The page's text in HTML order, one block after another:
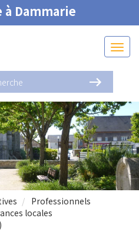
à Dammarie
Professionnels
locales